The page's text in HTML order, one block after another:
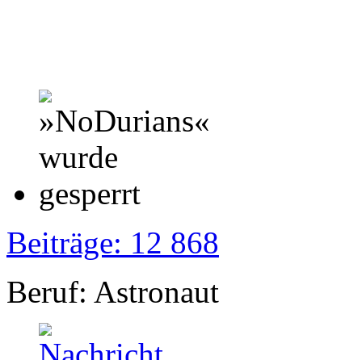
Beiträge: 12 868
Beruf: Astronaut